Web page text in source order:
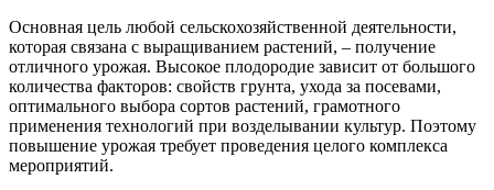
Основная цель любой сельскохозяйственной деятельности,
которая связана с выращиванием растений, – получение
отличного урожая. Высокое плодородие зависит от большого
количества факторов: свойств грунта, ухода за посевами,
оптимального выбора сортов растений, грамотного
применения технологий при возделывании культур. Поэтому
повышение урожая требует проведения целого комплекса
мероприятий.